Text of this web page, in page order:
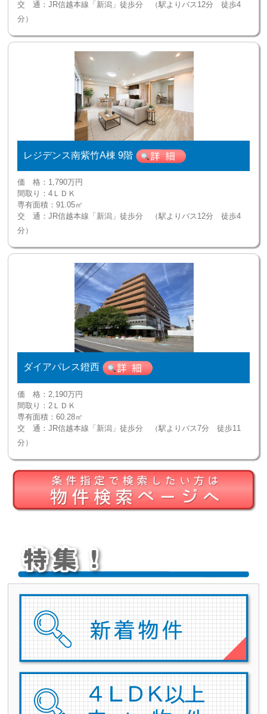
交 通：JR信越本線「新潟」徒歩分 （駅よりバス12分 徒歩4
分）
レジデンス南紫竹A棟 9階
価 格： 1,790万円
間取り：4ＬＤＫ
専有面積：91.05㎡
交 通：JR信越本線「新潟」徒歩分 （駅よりバス12分 徒歩4
分）
ダイアパレス鐙西
価 格： 2,190万円
間取り： 2ＬＤＫ
専有面積：60.28㎡
交 通：JR信越本線「新潟」徒歩分 （駅よりバス7分 徒歩11
分）